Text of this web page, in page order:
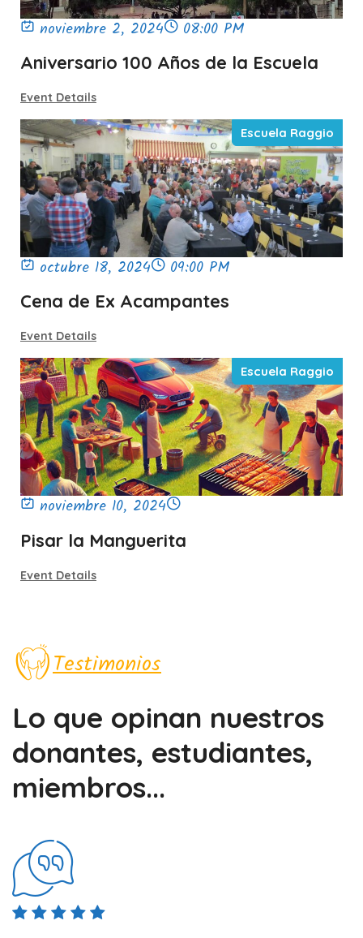
noviembre 2, 2024 08:00 PM
Aniversario 100 Años de la Escuela
Event Details
Escuela Raggio
octubre 18, 2024 09:00 PM
Cena de Ex Acampantes
Event Details
Escuela Raggio
noviembre 10, 2024
Pisar la Manguerita
Event Details
Testimonios
Lo que opinan nuestros
donantes, estudiantes,
miembros...